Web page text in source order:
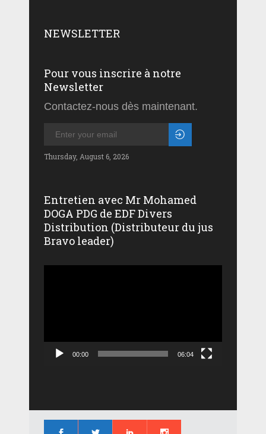
NEWSLETTER
Pour vous inscrire à notre
Newsletter
Contactez-nous dès maintenant.
Thursday, August 6, 2026
Entretien avec Mr Mohamed
DOGA PDG de EDF Divers
Distribution (Distributeur du jus
Bravo leader)
00:00 06:04